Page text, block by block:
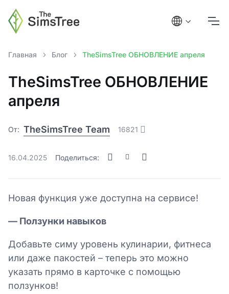
Главная Блог TheSimsTree ОБНОВЛЕНИЕ апреля
TheSimsTree ОБНОВЛЕНИЕ
апреля
От: TheSimsTree Team 16821
16.04.2025 Поделиться:
Новая функция уже доступна на сервисе!
— Ползунки навыков
Добавьте симу уровень кулинарии, фитнеса
или даже пакостей – теперь это можно
указать прямо в карточке с помощью
ползунков!